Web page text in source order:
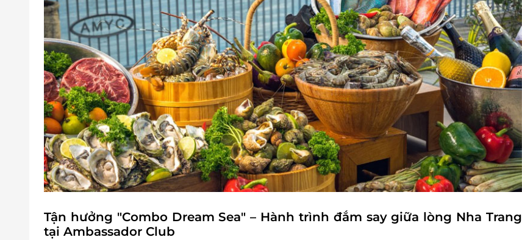
Tận hưởng "Combo Dream Sea" – Hành trình đắm say giữa lòng Nha Trang
tại Ambassador Club